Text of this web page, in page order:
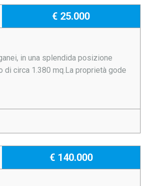
€ 25.000
in una splendida posizione
di circa 1.380 mq.La proprietà gode
€ 140.000